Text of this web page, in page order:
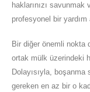
haklarınızı
profesyonel bir
Bir diğer önemli nokta
ortak mülk üzerindeki
Dolayısıyla, boşanma
gereken en az bir o